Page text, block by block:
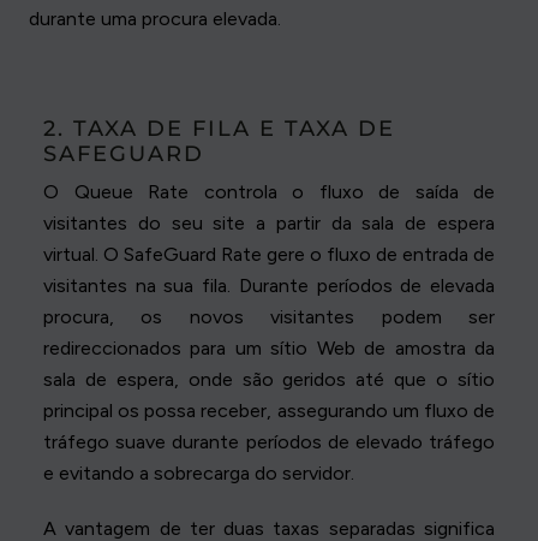
durante uma procura elevada.
2. TAXA DE FILA E TAXA DE
SAFEGUARD
O Queue Rate controla o fluxo de saída de
visitantes do seu site a partir da sala de espera
virtual. O SafeGuard Rate gere o fluxo de entrada de
visitantes na sua fila. Durante períodos de elevada
procura, os novos visitantes podem ser
redireccionados para um sítio Web de amostra da
sala de espera, onde são geridos até que o sítio
principal os possa receber, assegurando um fluxo de
tráfego suave durante períodos de elevado tráfego
e evitando a sobrecarga do servidor.
A vantagem de ter duas taxas separadas significa